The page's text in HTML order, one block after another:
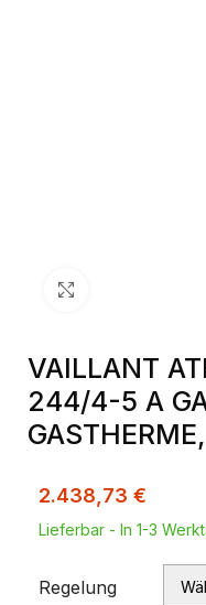
VAILLANT
244/4-5 A
2.438,73 €
Lieferbar - In 1-3
Regelung